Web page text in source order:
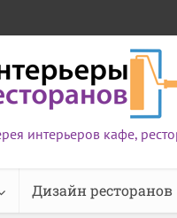
интерьеров кафе,
Дизайн ресторанов